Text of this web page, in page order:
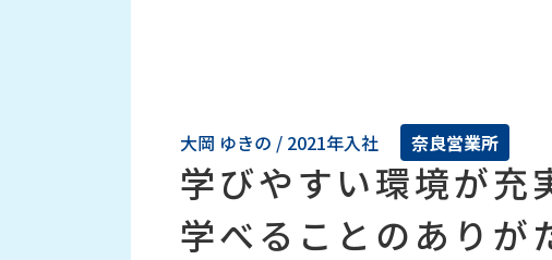
大岡 ゆきの / 2021年入社 奈良営業所
学びやすい環境が充
学べることのありが